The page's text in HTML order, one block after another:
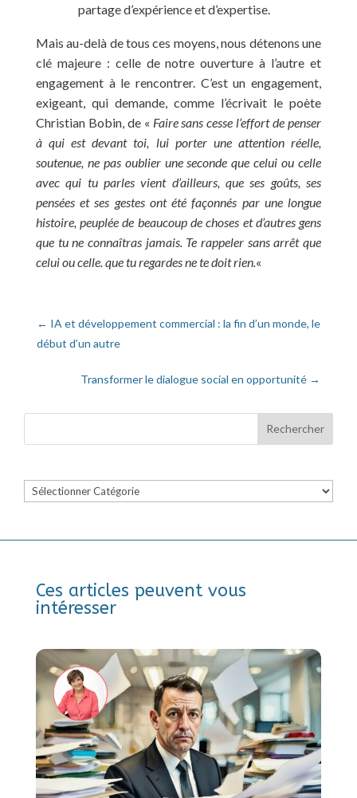
partage d’expérience et d’expertise.
Mais au-delà de tous ces moyens, nous détenons une
clé majeure : celle de notre ouverture à l’autre et
engagement à le rencontrer. C’est un engagement,
exigeant, qui demande, comme l’écrivait le poète
Christian Bobin, de « Faire sans cesse l’effort de penser
à qui est devant toi, lui porter une attention réelle,
soutenue, ne pas oublier une seconde que celui ou celle
avec qui tu parles vient d’ailleurs, que ses goûts, ses
pensées et ses gestes ont été façonnés par une longue
histoire, peuplée de beaucoup de choses et d’autres gens
que tu ne connaîtras jamais. Te rappeler sans arrêt que
celui ou celle. que tu regardes ne te doit rien. «
← IA et développement commercial : la fin d’un monde, le
début d’un autre
Transformer le dialogue social en opportunité →
Catégories
Ces articles peuvent vous
intéresser